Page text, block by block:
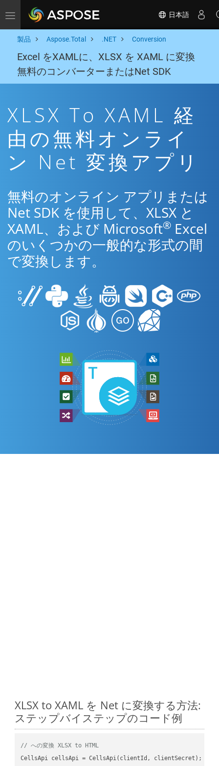
Toggle navigation 日本語
製品 Aspose.Total .NET Conversion
Excel をXAMLに、XLSX を XAML に変換
無料のコンバーターまたはNet SDK
XLSX To XAML 経
由の無料オンライ
ン Net 変換アプリ
無料のオンライン アプリまたは
Net SDK を使用して、XLSX と
XAML、および Microsoft® Excel
のいくつかの一般的な形式の間
で変換します。
XLSX to XAML を Net に変換する方法:
ステップバイステップのコード例
// への変換 XLSX to HTML
CellsApi cellsApi = CellsApi(clientId, clientSecret);